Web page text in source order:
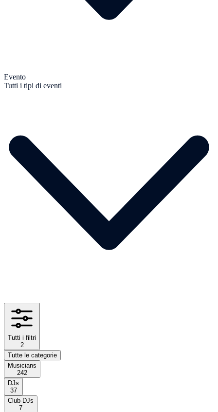
Evento
Tutti i tipi di eventi
Tutti i filtri
2
Tutte le categorie
Musicians
242
DJs
37
Club-DJs
7